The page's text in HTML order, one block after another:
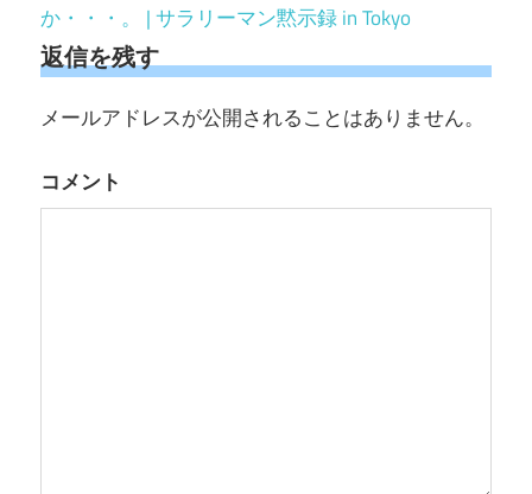
か・・・。 | サラリーマン黙示録 in Tokyo
返信を残す
メールアドレスが公開されることはありません。
コメント